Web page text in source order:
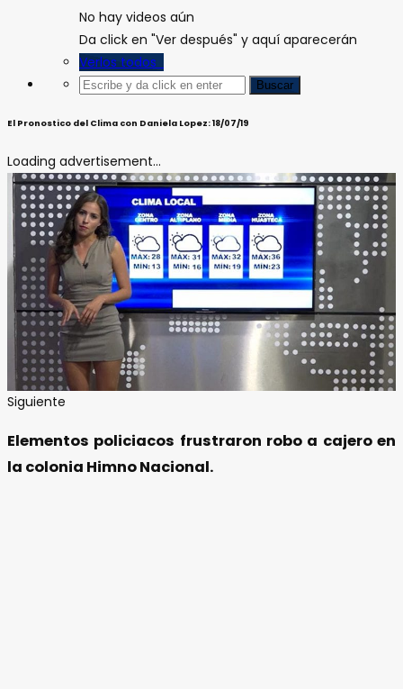
No hay videos aún
Da click en "Ver después" y aquí aparecerán
Verlos todos
El Pronostico del Clima con Daniela Lopez: 18/07/19
Loading advertisement...
Siguiente
Elementos policiacos frustraron robo a cajero en
la colonia Himno Nacional.